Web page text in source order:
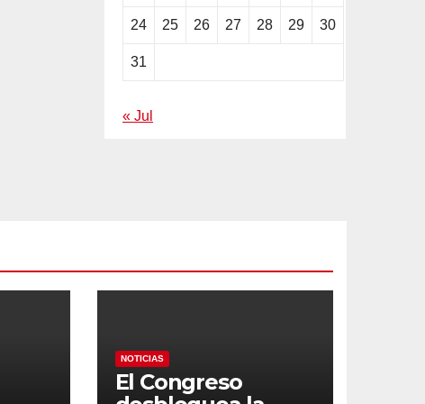
24 25 26 27 28 29 30
31
« Jul
NOTICIAS
El Congreso